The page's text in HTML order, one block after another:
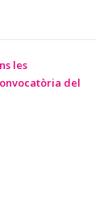
les
del